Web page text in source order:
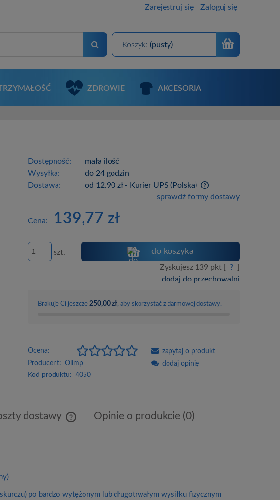
Zarejestruj się Zaloguj się
Koszyk: (pusty)
ZDROWIE AKCESORIA
Dostępność:
mała ilość
Wysyłka:
do 24 godzin
Dostawa:
od 12,90 zł - Kurier UPS (Polska)
Cena nie zawiera ewentualnych
kosztów płatności
sprawdź formy dostawy
Cena: 139,77 zł
szt. do koszyka
Zyskujesz 139 pkt [ ?
dodaj do przechowalni
Brakuje Ci jeszcze250,00 zł, aby skorzystać z darmowej dostawy.
Ocena:
Producent: Olimp
Kod produktu: 4050
zapytaj o produkt
dodaj opinię
dostawy Opinie o produkcie (0)
po bardzo wytężonym lub długotrwałym wysiłku fizycznym